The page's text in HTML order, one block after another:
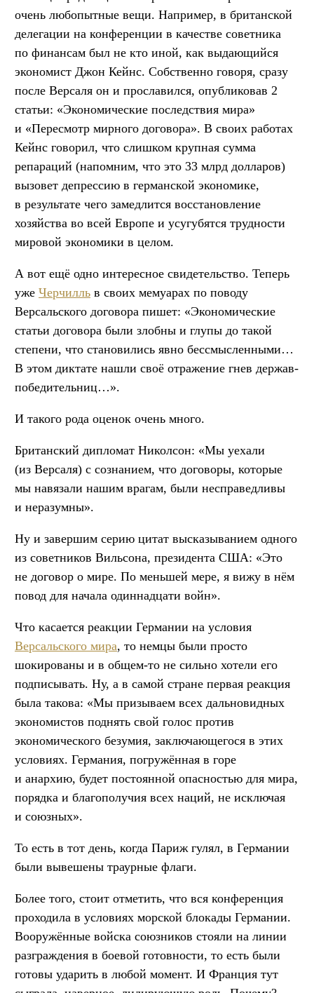
очень любопытные вещи. Например, в британской
делегации на конференции в качестве советника
по финансам был не кто иной, как выдающийся
экономист Джон Кейнс. Собственно говоря, сразу
после Версаля он и прославился, опубликовав 2
статьи: «Экономические последствия мира»
и «Пересмотр мирного договора». В своих работах
Кейнс говорил, что слишком крупная сумма
репараций (напомним, что это 33 млрд долларов)
вызовет депрессию в германской экономике,
в результате чего замедлится восстановление
хозяйства во всей Европе и усугубятся трудности
мировой экономики в целом.
А вот ещё одно интересное свидетельство. Теперь
уже Черчилль в своих мемуарах по поводу
Версальского договора пишет: «Экономические
статьи договора были злобны и глупы до такой
степени, что становились явно бессмысленными…
В этом диктате нашли своё отражение гнев держав-
победительниц…».
И такого рода оценок очень много.
Британский дипломат Николсон: «Мы уехали
(из Версаля) с сознанием, что договоры, которые
мы навязали нашим врагам, были несправедливы
и неразумны».
Ну и завершим серию цитат высказыванием одного
из советников Вильсона, президента США: «Это
не договор о мире. По меньшей мере, я вижу в нём
повод для начала одиннадцати войн».
Что касается реакции Германии на условия
Версальского мира, то немцы были просто
шокированы и в общем-то не сильно хотели его
подписывать. Ну, а в самой стране первая реакция
была такова: «Мы призываем всех дальновидных
экономистов поднять свой голос против
экономического безумия, заключающегося в этих
условиях. Германия, погружённая в горе
и анархию, будет постоянной опасностью для мира,
порядка и благополучия всех наций, не исключая
и союзных».
То есть в тот день, когда Париж гулял, в Германии
были вывешены траурные флаги.
Более того, стоит отметить, что вся конференция
проходила в условиях морской блокады Германии.
Вооружённые войска союзников стояли на линии
разграждения в боевой готовности, то есть были
готовы ударить в любой момент. И Франция тут